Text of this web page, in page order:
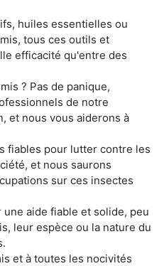
huiles essentielles ou
tous ces outils et
efficacité qu'entre des
? Pas de panique,
de notre
et nous vous aiderons à
fiables pour lutter contre les
et nous saurons
sur ces insectes
aide fiable et solide, peu
leur espèce ou la nature du
et à toutes les nocivités